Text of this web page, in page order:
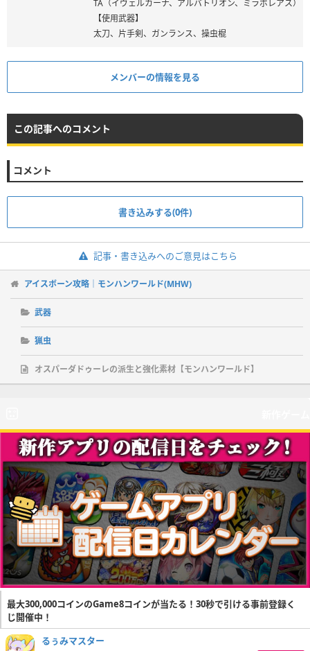
TA（イヴェルカーナ、アルバトリオン、ミラボレアス）
【使用武器】
太刀、片手剣、ガンランス、操虫棍
メンバーの情報を見る
この記事へのコメント
コメント
書き込みする(0件)
記事・書き込みへのご意見はこちら
アイスボーン攻略｜モンハンワールド(MHW)
武器
猟虫
オスパーダドゥーレの派生と強化素材【モンハンワールド】
最大300,000コインのGame8コインが当たる！30秒で引ける事前登録く
じ開催中！
るぅみマスター